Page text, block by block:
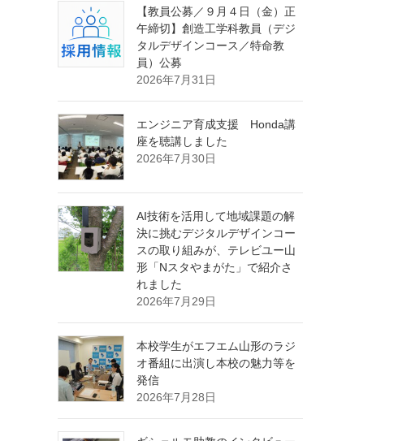
【教員公募／９月４日（金）正
午締切】創造工学科教員（デジ
タルデザインコース／特命教
員）公募
2026年7月31日
エンジニア育成支援 Honda講
座を聴講しました
2026年7月30日
AI技術を活用して地域課題の解
決に挑むデジタルデザインコー
スの取り組みが、テレビユー山
形「Nスタやまがた」で紹介さ
れました
2026年7月29日
本校学生がエフエム山形のラジ
オ番組に出演し本校の魅力等を
発信
2026年7月28日